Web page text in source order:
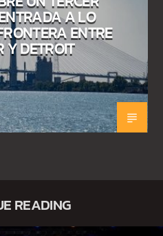
A LO
ENTRE
Y DETROIT
READING